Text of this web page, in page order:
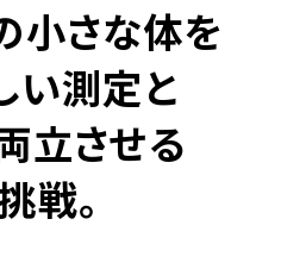
小さな体を
い測定と
立させる
戦。